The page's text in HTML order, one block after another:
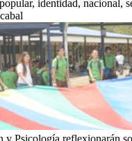
identidad, nacional,